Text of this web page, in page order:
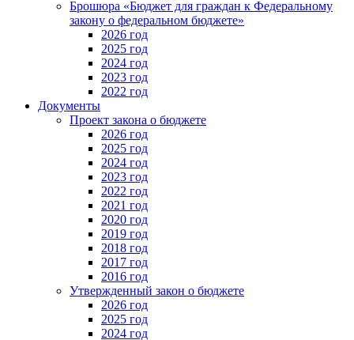
Брошюра «Бюджет для граждан к Федеральному
закону о федеральном бюджете»
2026 год
2025 год
2024 год
2023 год
2022 год
Документы
Проект закона о бюджете
2026 год
2025 год
2024 год
2023 год
2022 год
2021 год
2020 год
2019 год
2018 год
2017 год
2016 год
Утвержденный закон о бюджете
2026 год
2025 год
2024 год